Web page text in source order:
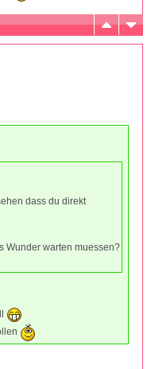
dass du direkt
Wunder warten muessen?